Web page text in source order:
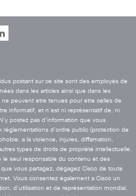
postant sur ce site sont des employés de
dans les articles ainsi que dans les
peuvent etre tenues pour etre celles de
informatif, et n’est ni représentatif de, ni
postez pas d’information que vous
d’ordre public (protection de
a la violence, injures, diffamation,
types de droits de propriété intellectuelle.
le seul responsable du contenu et des
vous partagez, dégagez Cisco de toute
Vous consentez également a Cisco un
d’utilisation et de représentation mondial,